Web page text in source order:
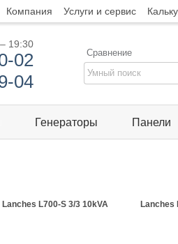
Компания Услуги и сервис
19:30
02
04
Сравнение
Генераторы Панели
Lanches L700-S 3/3 10kVA Lanches